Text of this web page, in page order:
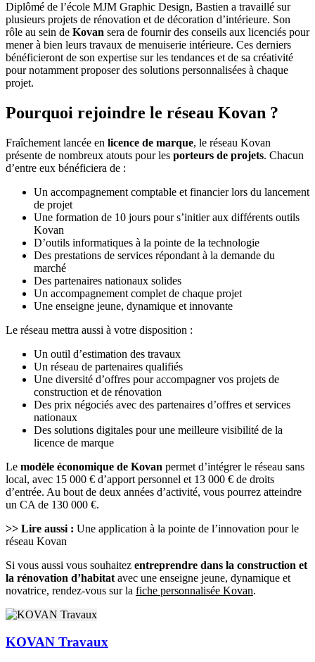
Diplômé de l’école MJM Graphic Design, Bastien a travaillé sur
plusieurs projets de rénovation et de décoration d’intérieure. Son
rôle au sein de Kovan sera de fournir des conseils aux licenciés pour
mener à bien leurs travaux de menuiserie intérieure. Ces derniers
bénéficieront de son expertise sur les tendances et de sa créativité
pour notamment proposer des solutions personnalisées à chaque
projet.
Pourquoi rejoindre le réseau Kovan ?
Fraîchement lancée en licence de marque, le réseau Kovan
présente de nombreux atouts pour les porteurs de projets. Chacun
d’entre eux bénéficiera de :
Un accompagnement comptable et financier lors du lancement
de projet
Une formation de 10 jours pour s’initier aux différents outils
Kovan
D’outils informatiques à la pointe de la technologie
Des prestations de services répondant à la demande du
marché
Des partenaires nationaux solides
Un accompagnement complet de chaque projet
Une enseigne jeune, dynamique et innovante
Le réseau mettra aussi à votre disposition :
Un outil d’estimation des travaux
Un réseau de partenaires qualifiés
Une diversité d’offres pour accompagner vos projets de
construction et de rénovation
Des prix négociés avec des partenaires d’offres et services
nationaux
Des solutions digitales pour une meilleure visibilité de la
licence de marque
Le modèle économique de Kovan permet d’intégrer le réseau sans
local, avec 15 000 € d’apport personnel et 13 000 € de droits
d’entrée. Au bout de deux années d’activité, vous pourrez atteindre
un CA de 130 000 €.
>> Lire aussi : Une application à la pointe de l’innovation pour le
réseau Kovan
Si vous aussi vous souhaitez entreprendre dans la construction et
la rénovation d’habitat avec une enseigne jeune, dynamique et
novatrice, rendez-vous sur la fiche personnalisée Kovan.
KOVAN Travaux